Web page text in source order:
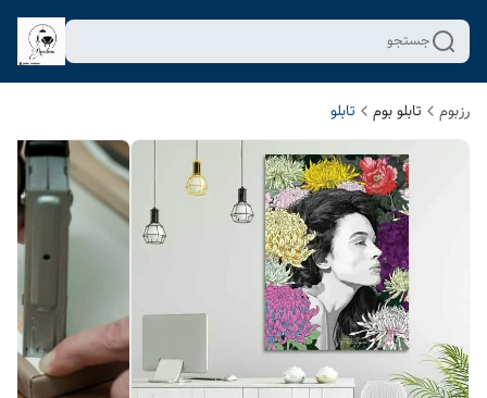
جستجو
رزبوم تابلو بوم تابلو